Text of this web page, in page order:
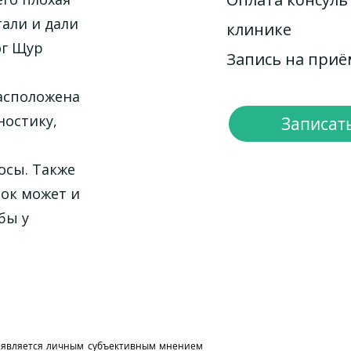
и дали
Щур
Также
может и
у
клинике
Запись на
личным субъективным мнением